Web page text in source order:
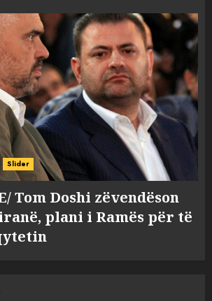
Slider
Tom Doshi zëvendëson
plani i Ramës për të